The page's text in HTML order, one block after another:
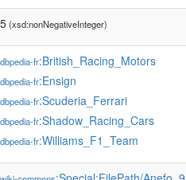
5(xsd:nonNegativeInteger)
dbpedia-fr:British_Racing_Motors
dbpedia-fr:Ensign
dbpedia-fr:Scuderia_Ferrari
dbpedia-fr:Shadow_Racing_Cars
dbpedia-fr:Williams_F1_Team